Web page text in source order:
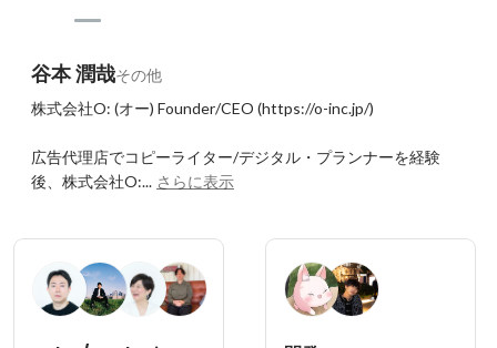
谷本 潤哉その他
株式会社O: (オー) Founder/CEO (https://o-inc.jp/)
広告代理店でコピーライター/デジタル・プランナーを経験
後、株式会社O:... さらに表示